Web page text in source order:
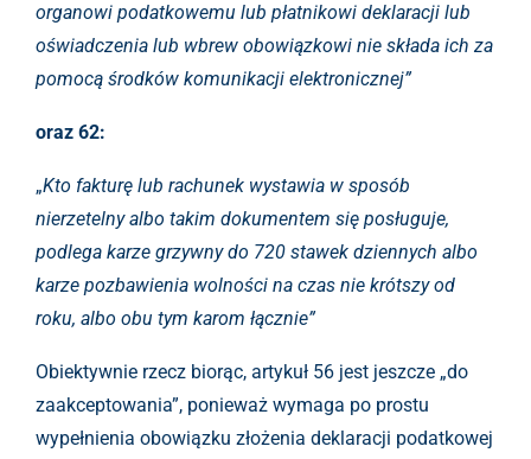
organowi podatkowemu lub płatnikowi deklaracji lub
oświadczenia lub wbrew obowiązkowi nie składa ich za
pomocą środków komunikacji elektronicznej”
oraz 62:
„Kto fakturę lub rachunek wystawia w sposób
nierzetelny albo takim dokumentem się posługuje,
podlega karze grzywny do 720 stawek dziennych albo
karze pozbawienia wolności na czas nie krótszy od
roku, albo obu tym karom łącznie”
Obiektywnie rzecz biorąc, artykuł 56 jest jeszcze „do
zaakceptowania”, ponieważ wymaga po prostu
wypełnienia obowiązku złożenia deklaracji podatkowej